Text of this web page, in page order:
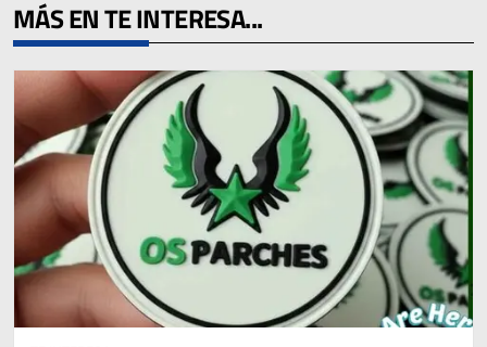
MÁS EN TE INTERESA...